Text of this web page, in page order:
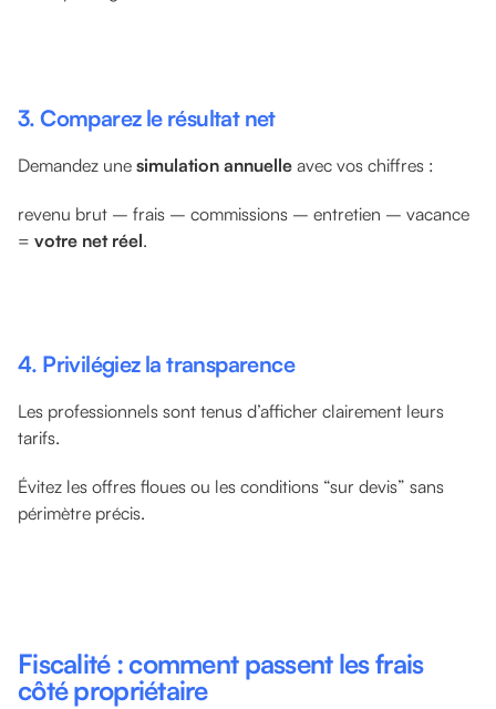
3. Comparez le résultat net
Demandez une simulation annuelle avec vos chiffres :
revenu brut – frais – commissions – entretien – vacance
= votre net réel.
4. Privilégiez la transparence
Les professionnels sont tenus d’afficher clairement leurs
tarifs.
Évitez les offres floues ou les conditions “sur devis” sans
périmètre précis.
Fiscalité : comment passent les frais
côté propriétaire